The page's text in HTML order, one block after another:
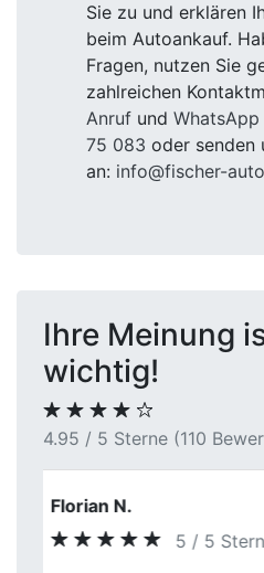
Sie zu und erklären
beim Autoankauf.
Fragen, nutzen Sie
zahlreichen
Anruf und WhatsApp
75 083 oder senden
an: info@fischer-
Ihre Meinung
wichtig!
4.95 / 5 Sterne (110
Sandra M.
5 / 5